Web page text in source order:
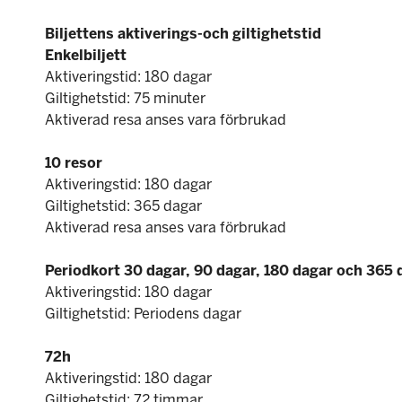
Biljettens aktiverings-och giltighetstid
Enkelbiljett
Aktiveringstid: 180 dagar
Giltighetstid: 75 minuter
Aktiverad resa anses vara förbrukad
10 resor
Aktiveringstid: 180 dagar
Giltighetstid: 365 dagar
Aktiverad resa anses vara förbrukad
Periodkort 30 dagar, 90 dagar, 180 dagar och 365
Aktiveringstid: 180 dagar
Giltighetstid: Periodens dagar
72h
Aktiveringstid: 180 dagar